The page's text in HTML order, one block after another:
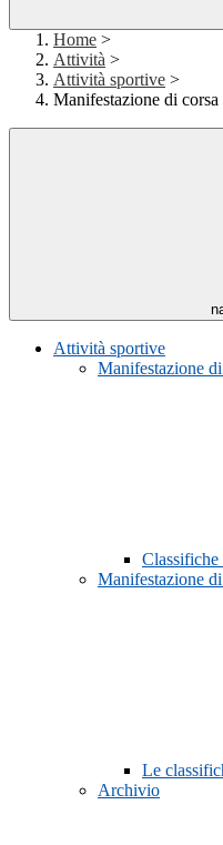
Home >
Attività >
Attività sportive >
Manifestazione di
Attività sportive
Manifestazione
Classifiche
Manifestazione
Le
Archivio